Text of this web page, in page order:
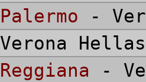
Palermo -
Verona
Reggiana -